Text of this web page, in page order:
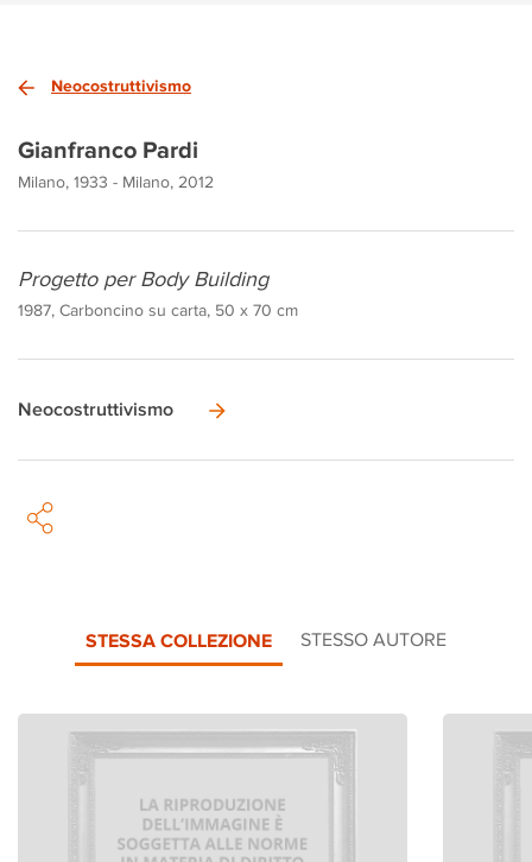
Neocostruttivismo
Gianfranco Pardi
Milano, 1933 - Milano, 2012
Progetto per Body Building
1987, Carboncino su carta, 50 x 70 cm
Neocostruttivismo
STESSA COLLEZIONE STESSO AUTORE